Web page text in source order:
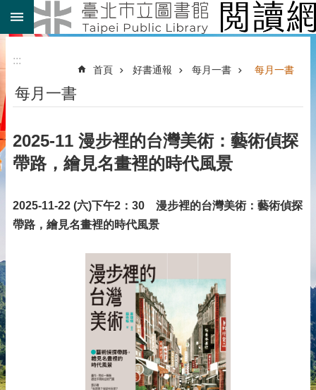
跳到主要內容區塊
:::
首頁 好書通報 每月一書 每月一書
每月一書
2025-11 漫步裡的台灣美術：藝術偵探
帶路，繪見名畫裡的時代風景
2025-11-22 (六)下午2：30 漫步裡的台灣美術：藝術偵探
帶路，繪見名畫裡的時代風景